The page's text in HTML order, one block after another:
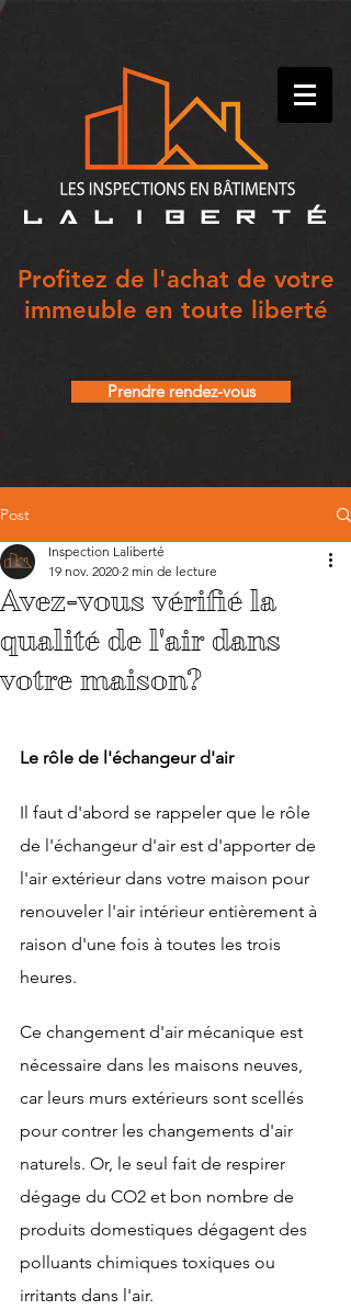
Prendre rendez-vous
Profitez de l'achat de votre
immeuble en toute liberté
Post
Avez-vous vérifié la
qualité de l'air dans
votre maison?
Inspection Laliberté
19 nov. 2020 2 min de lecture
Le rôle de l'échangeur d'air
Il faut d'abord se rappeler que le rôle
de l'échangeur d'air est d'apporter de
l'air extérieur dans votre maison pour
renouveler l'air intérieur entièrement à
raison d'une fois à toutes les trois
heures.
Ce changement d'air mécanique est
nécessaire dans les maisons neuves,
car leurs murs extérieurs sont scellés
pour contrer les changements d'air
naturels. Or, le seul fait de respirer
dégage du CO2 et bon nombre de
produits domestiques dégagent des
polluants chimiques toxiques ou
irritants dans l'air.